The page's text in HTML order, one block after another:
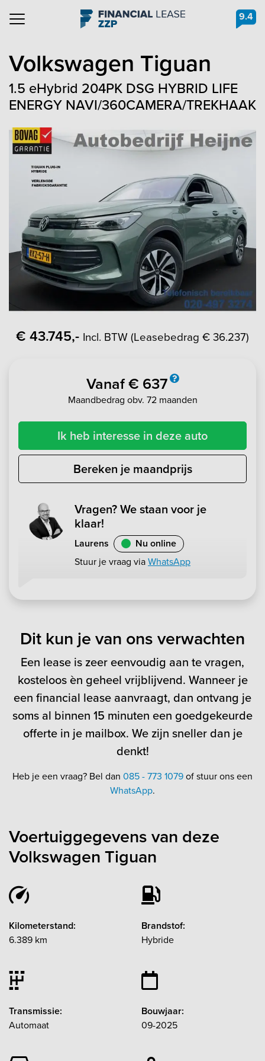
Navigation 9.4
Volkswagen Tiguan
1.5 eHybrid 204PK DSG HYBRID LIFE
ENERGY NAVI/360CAMERA/TREKHAAK
€ 43.745,- Incl. BTW (Leasebedrag € 36.237)
Vanaf € 637
Maandbedrag obv. 72 maanden
Ik heb interesse in deze auto
Bereken je maandprijs
Vragen? We staan voor je
klaar!
Laurens
Nu online
Stuur je vraag viaWhatsApp
Dit kun je van ons verwachten
Een lease is zeer eenvoudig aan te vragen,
kosteloos èn geheel vrijblijvend. Wanneer je
een financial lease aanvraagt, dan ontvang je
soms al binnen 15 minuten een goedgekeurde
offerte in je mailbox. We zijn sneller dan je
denkt!
Heb je een vraag? Bel dan 085 - 773 1079of stuur ons een
WhatsApp.
Voertuiggegevens van deze
Volkswagen Tiguan
Kilometerstand:
6.389 km
Brandstof:
Hybride
Transmissie:
Automaat
Bouwjaar:
09-2025